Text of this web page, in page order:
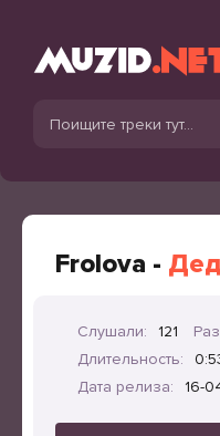
Frolova -
Слушали: 121
Длительность:
Дата релиза:
16-